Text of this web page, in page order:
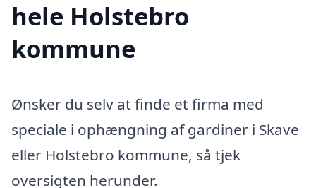
hele Holstebro
kommune
Ønsker du selv at finde et firma med
speciale i ophængning af gardiner i Skave
eller Holstebro kommune, så tjek
oversigten herunder.